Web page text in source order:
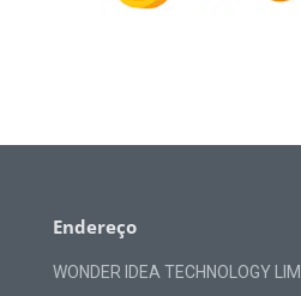
Endereço
WONDER IDEA TECHNOLOGY